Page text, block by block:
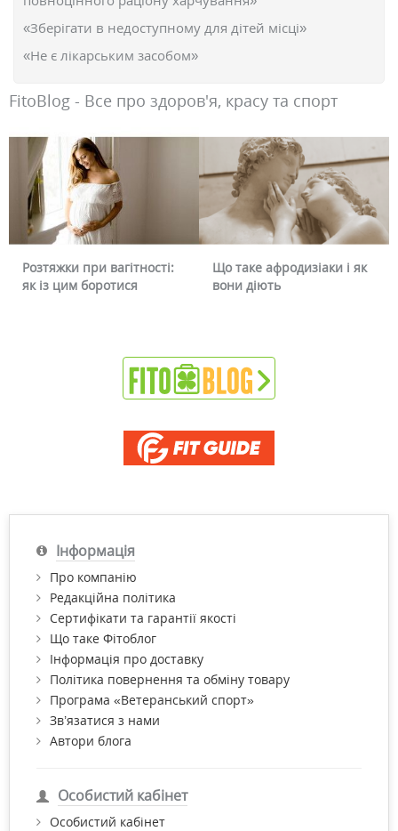
«Зберігати в недоступному для дітей місці»
«Не є лікарським засобом»
FitoBlog - Все про здоров'я, красу та спорт
Що таке афродизіаки і як
вони діють
Чому червоніє
Інформація
Про компанію
Редакційна політика
Сертифікати та гарантії якості
Що таке Фітоблог
Інформація про доставку
Політика повернення та обміну товару
Програма «Ветеранський спорт»
Зв’язатися з нами
Автори блога
Особистий кабінет
Особистий кабінет